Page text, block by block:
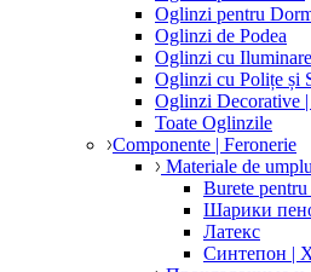
Oglinzi pentru
Oglinzi de Podea
Oglinzi cu
Oglinzi cu Polițe și
Oglinzi Decorative
Toate Oglinzile
Componente | Feronerie
Materiale de
Burete
Шарики
Латекс
Синтепон |